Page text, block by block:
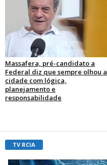
Massafera, pré-candidato a
Federal diz que sempre olhou a
cidade com lógica,
planejamento e
responsabilidade
TV RCIA